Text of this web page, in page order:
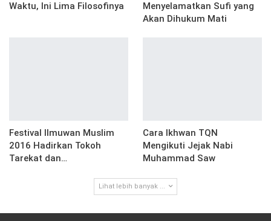
Waktu, Ini Lima Filosofinya
Menyelamatkan Sufi yang
Akan Dihukum Mati
Festival Ilmuwan Muslim
2016 Hadirkan Tokoh
Tarekat dan…
Cara Ikhwan TQN
Mengikuti Jejak Nabi
Muhammad Saw
Lihat lebih banyak ...